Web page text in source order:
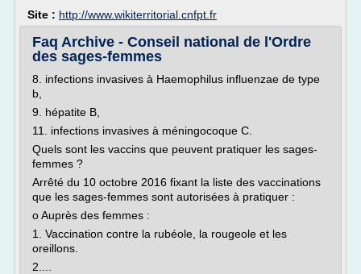
Site : http://www.wikiterritorial.cnfpt.fr
Faq Archive - Conseil national de l'Ordre
des sages-femmes
8. infections invasives à Haemophilus influenzae de type
b,
9. hépatite B,
11. infections invasives à méningocoque C.
Quels sont les vaccins que peuvent pratiquer les sages-
femmes ?
Arrêté du 10 octobre 2016 fixant la liste des vaccinations
que les sages-femmes sont autorisées à pratiquer :
o Auprès des femmes :
1. Vaccination contre la rubéole, la rougeole et les
oreillons.
2....